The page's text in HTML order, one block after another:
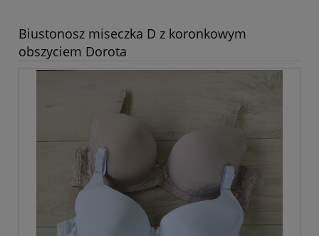
Biustonosz miseczka D z koronkowym
obszyciem Dorota